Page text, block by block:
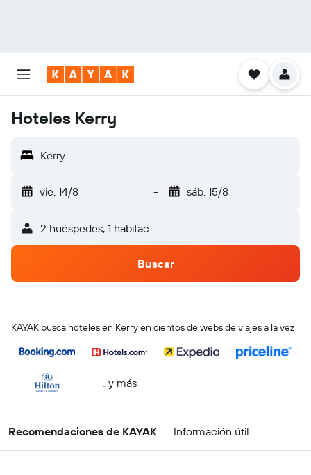
Hoteles Kerry
Kerry
vie. 14/8 - sáb. 15/8
2 huéspedes, 1 habitación
Buscar
KAYAK busca hoteles en Kerry en cientos de webs de viajes a la vez
...y más
Recomendaciones de KAYAK Información útil